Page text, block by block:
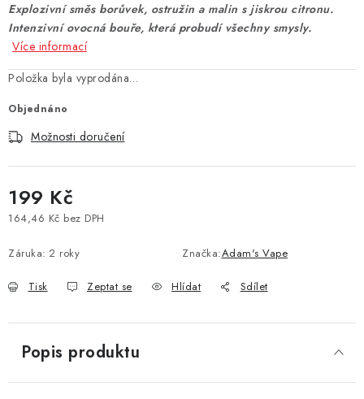
PŘÍSLUŠENSTVÍ
Vše o nákupu
Kontakty
Prodejny
Explozivní směs borůvek, ostružin a malin s jiskrou citronu.
Intenzivní ovocná bouře, která probudí všechny smysly.
Více informací
Položka byla vyprodána…
Objednáno
Možnosti doručení
199 Kč
164,46 Kč bez DPH
Záruka: 2 roky Značka:Adam's Vape
Tisk Zeptat se Hlídat Sdílet
Popis produktu